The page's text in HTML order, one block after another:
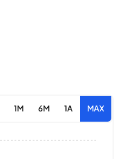
1M 6M 1A MAX